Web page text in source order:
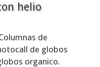
helio
de
de globos
organico.